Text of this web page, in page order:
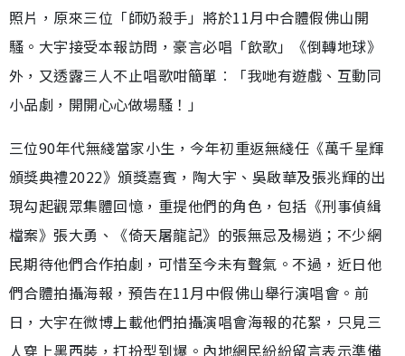
照片，原來三位「師奶殺手」將於11月中合體假佛山開
騷。大宇接受本報訪問，豪言必唱「飲歌」《倒轉地球》
外，又透露三人不止唱歌咁簡單︰「我哋有遊戲、互動同
小品劇，開開心心做場騷！」
三位90年代無綫當家小生，今年初重返無綫任《萬千星輝
頒獎典禮2022》頒獎嘉賓，陶大宇、吳啟華及張兆輝的出
現勾起觀眾集體回憶，重提他們的角色，包括《刑事偵緝
檔案》張大勇、《倚天屠龍記》的張無忌及楊逍；不少網
民期待他們合作拍劇，可惜至今未有聲氣。不過，近日他
們合體拍攝海報，預告在11月中假佛山舉行演唱會。前
日，大宇在微博上載他們拍攝演唱會海報的花絮，只見三
人穿上黑西裝，打扮型到爆。內地網民紛紛留言表示準備